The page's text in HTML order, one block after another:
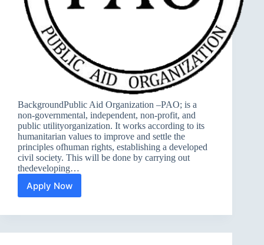
BackgroundPublic Aid Organization –PAO; is a
non-governmental, independent, non-profit, and
public utilityorganization. It works according to its
humanitarian values to improve and settle the
principles ofhuman rights, establishing a developed
civil society. This will be done by carrying out
thedeveloping…
Apply Now
We
Hiring
Community